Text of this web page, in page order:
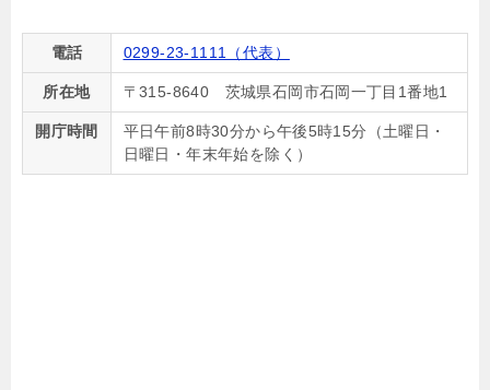
電話 0299-23-1111（代表）
所在地 〒315-8640 茨城県石岡市石岡一丁目1番地1
開庁時間
平日午前8時30分から午後5時15分（土曜日・
日曜日・年末年始を除く）